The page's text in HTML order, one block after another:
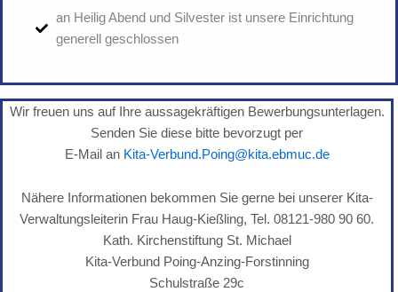
an Heilig Abend und Silvester ist unsere Einrichtung
generell geschlossen
Wir freuen uns auf Ihre aussagekräftigen Bewerbungsunterlagen.
Senden Sie diese bitte bevorzugt per
E-Mail an Kita-Verbund.Poing@kita.ebmuc.de
Nähere Informationen bekommen Sie gerne bei unserer Kita-
Verwaltungsleiterin Frau Haug-Kießling, Tel. 08121-980 90 60.
Kath. Kirchenstiftung St. Michael
Kita-Verbund Poing-Anzing-Forstinning
Schulstraße 29c